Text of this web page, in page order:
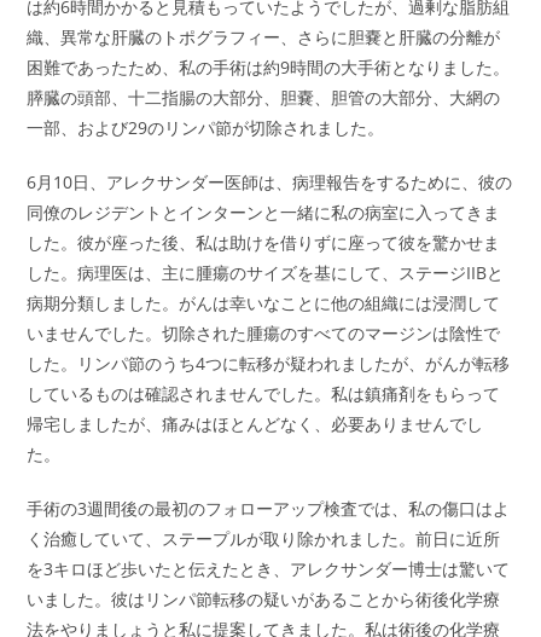
は約6時間かかると見積もっていたようでしたが、過剰な脂肪組
織、異常な肝臓のトポグラフィー、さらに胆嚢と肝臓の分離が
困難であったため、私の手術は約9時間の大手術となりました。
膵臓の頭部、十二指腸の大部分、胆嚢、胆管の大部分、大網の
一部、および29のリンパ節が切除されました。
6月10日、アレクサンダー医師は、病理報告をするために、彼の
同僚のレジデントとインターンと一緒に私の病室に入ってきま
した。彼が座った後、私は助けを借りずに座って彼を驚かせま
した。病理医は、主に腫瘍のサイズを基にして、ステージIIBと
病期分類しました。がんは幸いなことに他の組織には浸潤して
いませんでした。切除された腫瘍のすべてのマージンは陰性で
した。リンパ節のうち4つに転移が疑われましたが、がんが転移
しているものは確認されませんでした。私は鎮痛剤をもらって
帰宅しましたが、痛みはほとんどなく、必要ありませんでし
た。
手術の3週間後の最初のフォローアップ検査では、私の傷口はよ
く治癒していて、ステープルが取り除かれました。前日に近所
を3キロほど歩いたと伝えたとき、アレクサンダー博士は驚いて
いました。彼はリンパ節転移の疑いがあることから術後化学療
法をやりましょうと私に提案してきました。私は術後の化学療